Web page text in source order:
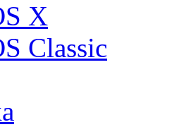
X
Classic